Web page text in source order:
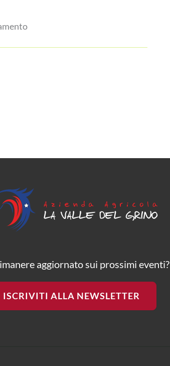
aggiornato sui prossimi eventi?
ISCRIVITI ALLA NEWSLETTER